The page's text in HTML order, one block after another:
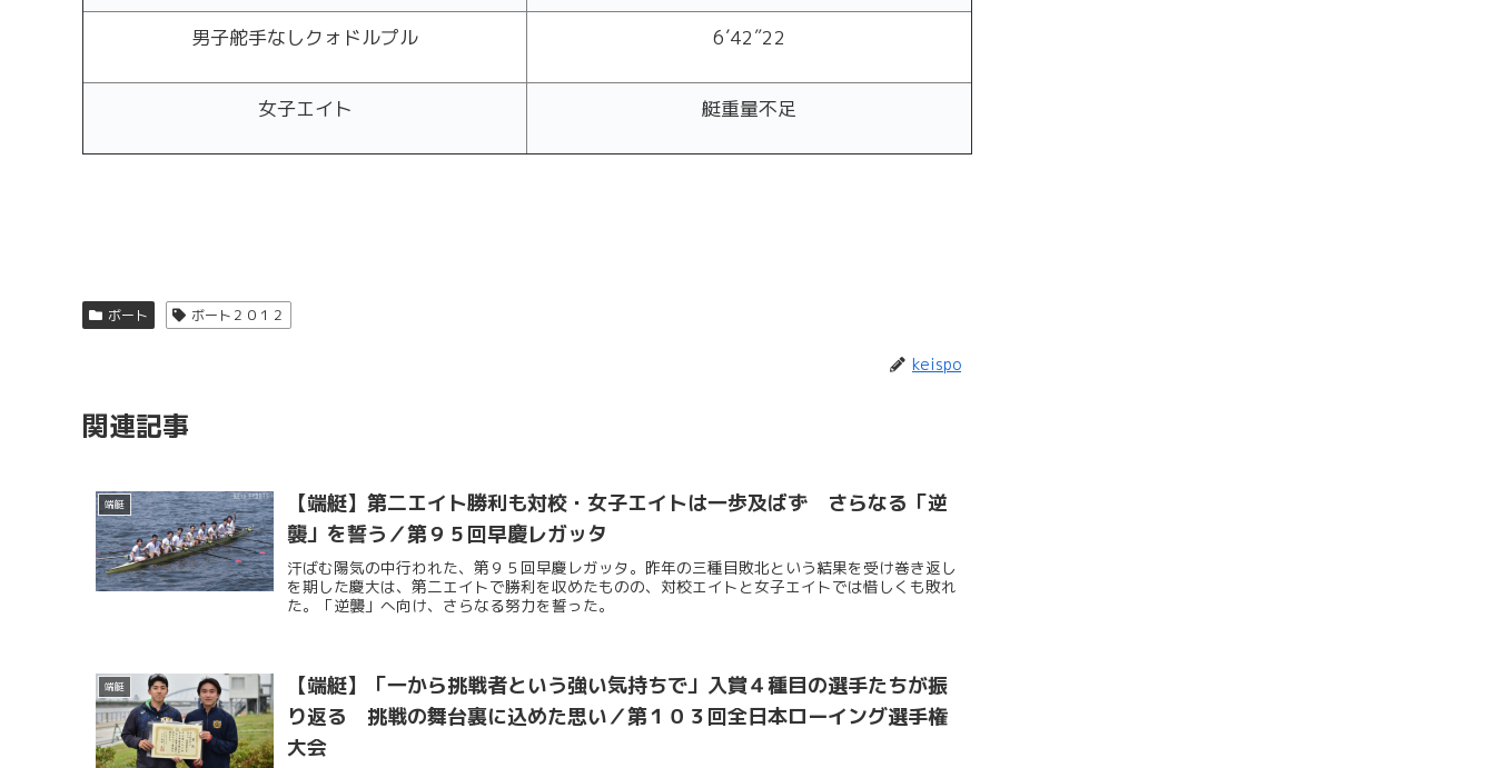
男子舵手なしクォドルプル 6′42″22
女子エイト 艇重量不足
ボート ボート２０１２
keispo
関連記事
端艇
【端艇】第二エイト勝利も対校・女子エイトは一歩及ばず さらなる「逆
襲」を誓う／第９５回早慶レガッタ
汗ばむ陽気の中行われた、第９５回早慶レガッタ。昨年の三種目敗北という結果を受け巻き返し
を期した慶大は、第二エイトで勝利を収めたものの、対校エイトと女子エイトでは惜しくも敗れ
た。「逆襲」へ向け、さらなる努力を誓った。
端艇
【端艇】「一から挑戦者という強い気持ちで」入賞４種目の選手たちが振
り返る 挑戦の舞台裏に込めた思い／第１０３回全日本ローイング選手権
大会